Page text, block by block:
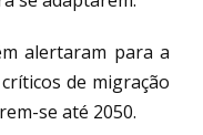
alertaram para a
de migração
se até 2050.